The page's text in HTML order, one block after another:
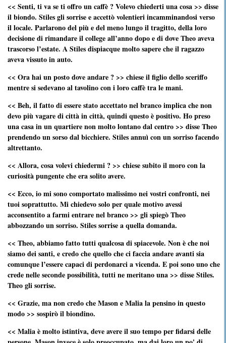
<< Senti, ti va se ti offro un caffè ? Volevo chiederti una cosa >> disse
il biondo. Stiles gli sorrise e accettò volentieri incamminandosi verso
il locale. Parlarono del più e del meno lungo il tragitto, della loro
decisione di rimandare il college all’anno dopo e di dove Theo aveva
trascorso l’estate. A Stiles dispiacque molto sapere che il ragazzo
aveva vissuto in auto.
<< Ora hai un posto dove andare ? >> chiese il figlio dello sceriffo
mentre si sedevano al tavolino con i loro caffè tra le mani.
<< Beh, il fatto di essere stato accettato nel branco implica che non
devo più vagare di città in città, quindi questo è positivo. Ho preso
una casa in un quartiere non molto lontano dal centro >> disse Theo
prendendo un sorso dal bicchiere. Stiles annuì con un sorriso facendo
altrettanto.
<< Allora, cosa volevi chiedermi ? >> chiese subito il moro con la
curiosità pungente che era solito avere.
<< Ecco, io mi sono comportato malissimo nei vostri confronti, nei
tuoi soprattutto. Mi chiedevo solo per quale motivo avessi
acconsentito a farmi entrare nel branco >> gli spiegò Theo
abbozzando un sorriso. Stiles sorrise a quella domanda.
<< Theo, abbiamo fatto tutti qualcosa di spiacevole. Non è che noi
siamo dei santi, e credo che quello che ci faccia andare avanti sia
comunque l’essere capaci di perdonarci a vicenda. E poi sono uno che
crede nelle seconde possibilità, tutti ne meritano una >> disse Stiles.
Theo gli sorrise.
<< Grazie, ma non credo che Mason e Malia la pensino in questo
modo >> sospirò il biondino.
<< Malia è molto istintiva, deve avere il suo tempo per fidarsi delle